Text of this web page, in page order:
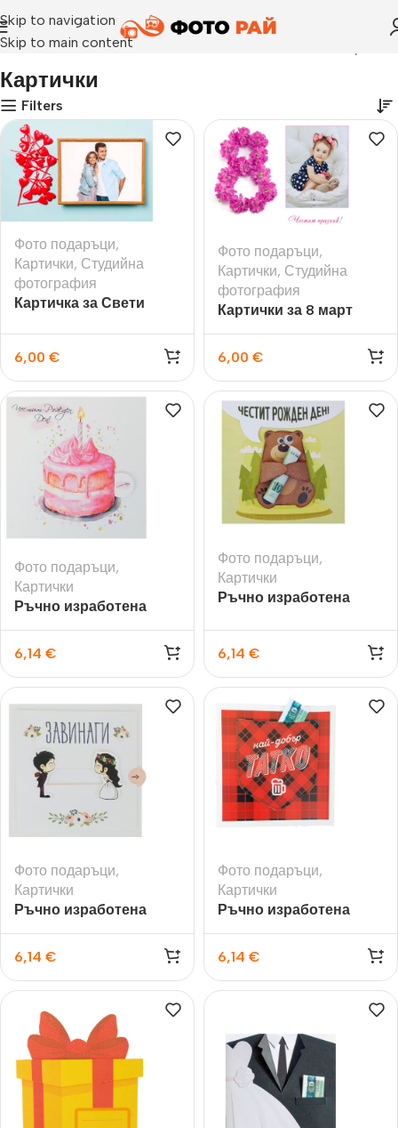
Skip to navigation
Skip to main content
Картички
Filters
Фото подаръци,
Картички, Студийна
фотография
Картичка за Свети
6,00 €
Фото подаръци,
Картички, Студийна
фотография
Картички за 8 март
6,00 €
Фото подаръци,
Картички
Ръчно изработена
картичка за рожден
ден
6,14 €
Фото подаръци,
Картички
Ръчно изработена
ден Мече
6,14 €
Фото подаръци,
Картички
Ръчно изработена
заедно
6,14 €
Фото подаръци,
Картички
Ръчно изработена
картичка Най-добър
татко
6,14 €